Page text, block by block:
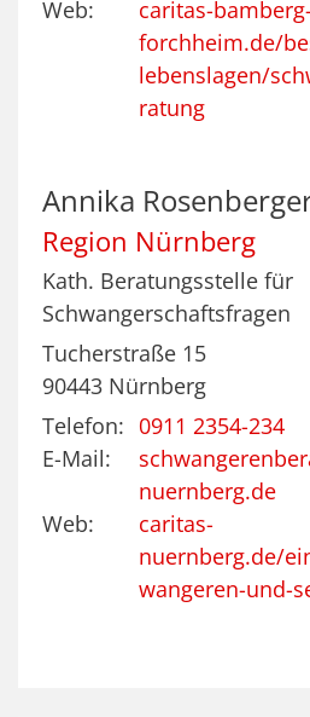
Web:
caritas-bamberg-
forchheim.de/
lebenslagen/
ratung
Annika
Region Nürnberg
Kath. Beratungsstelle für
Schwangerschaftsfragen
Tucherstraße 15
90443 Nürnberg
Telefon: 0911 2354-234
E-Mail:
nuernberg.de
Web:
caritas-
nuernberg.de/
wangeren-und-